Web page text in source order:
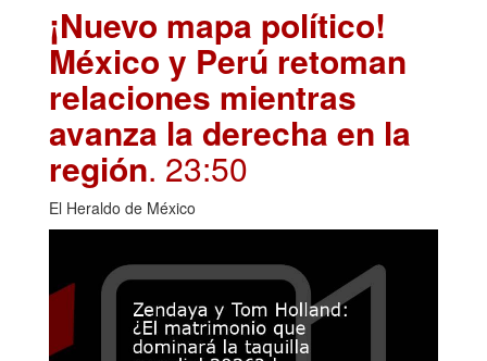
¡Nuevo mapa político!
México y Perú retoman
relaciones mientras
avanza la derecha en la
región. 23:50
El Heraldo de México